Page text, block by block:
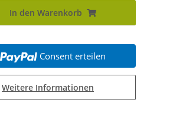
In den Warenkorb
Consent erteilen
Weitere Informationen